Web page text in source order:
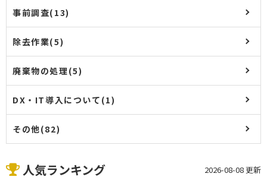
事前調査(13)
除去作業(5)
廃棄物の処理(5)
DX・IT導入について(1)
その他(82)
人気ランキング 2026-08-08 更新